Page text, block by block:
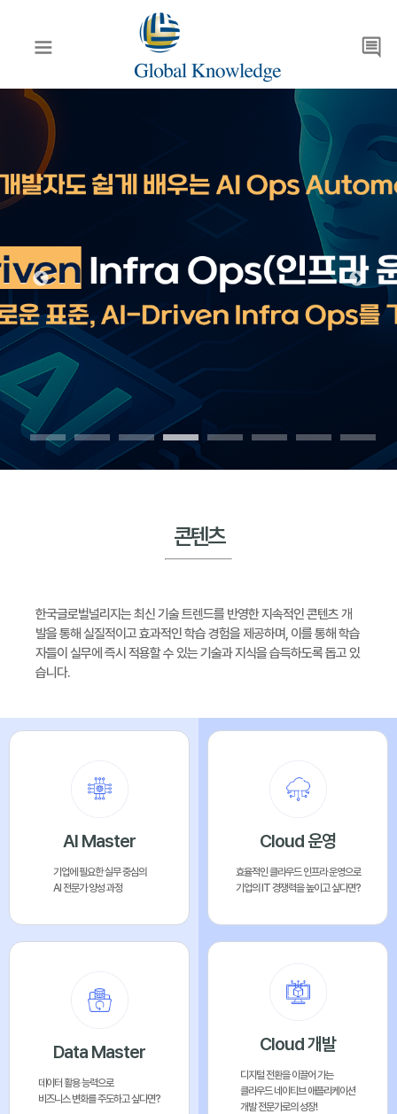
콘텐츠
한국글로벌널리지는 최신 기술 트렌드를 반영한 지속적인 콘텐츠 개
발을 통해 실질적이고 효과적인 학습 경험을 제공하며, 이를 통해 학습
자들이 실무에 즉시 적용할 수 있는 기술과 지식을 습득하도록 돕고 있
습니다.
AI Master
기업에 필요한 실무 중심의
AI 전문가 양성 과정
Data Master
데이터 활용 능력으로
비즈니스 변화를 주도하고 싶다면?
Cloud 운영
효율적인 클라우드 인프라 운영으로
기업의 IT 경쟁력을 높이고 싶다면?
Cloud 개발
디지털 전환을 이끌어 가는
클라우드 네이티브 애플리케이션
개발 전문가로의 성장!